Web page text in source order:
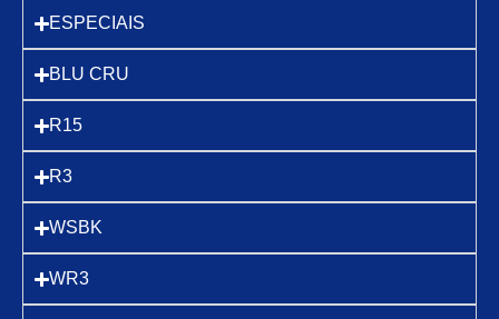
ESPECIAIS
BLU CRU
R15
R3
WSBK
WR3